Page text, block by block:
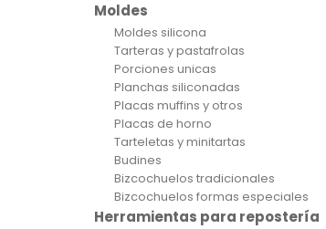
Moldes
Moldes silicona
Tarteras y pastafrolas
Porciones unicas
Planchas siliconadas
Placas muffins y otros
Placas de horno
Tarteletas y minitartas
Budines
Bizcochuelos tradicionales
Bizcochuelos formas especiales
Herramientas para repostería